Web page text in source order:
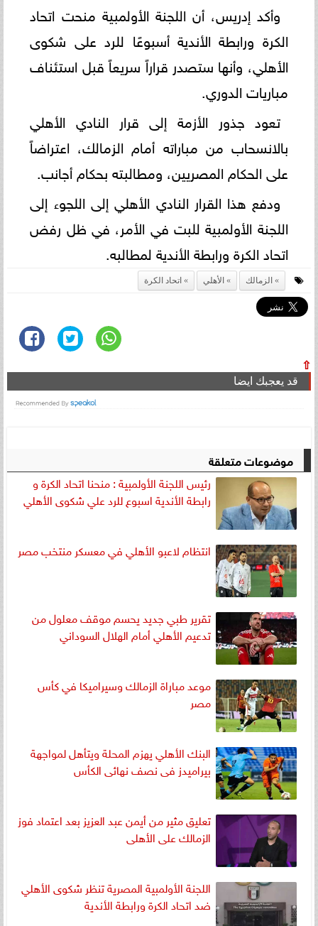
وأكد إدريس، أن اللجنة الأولمبية منحت اتحاد
الكرة ورابطة الأندية أسبوعًا للرد على شكوى
الأهلي، وأنها ستصدر قراراً سريعاً قبل استئناف
مباريات الدوري.
تعود جذور الأزمة إلى قرار النادي الأهلي
بالانسحاب من مباراته أمام الزمالك، اعتراضاً
على الحكام المصريين، ومطالبته بحكام أجانب.
ودفع هذا القرار النادي الأهلي إلى اللجوء إلى
اللجنة الأولمبية للبت في الأمر، في ظل رفض
اتحاد الكرة ورابطة الأندية لمطالبه.
الزمالك الأهلي اتحاد الكرة
⇧
قد يعجبك ايضا
موضوعات متعلقة
رئيس اللجنة الأولمبية : منحنا اتحاد الكرة و
رابطة الأندية اسبوع للرد علي شكوى الأهلي
انتظام لاعبو الأهلي في معسكر منتخب مصر
تقرير طبي جديد يحسم موقف معلول من
تدعيم الأهلي أمام الهلال السوداني
موعد مباراة الزمالك وسيراميكا في كأس
مصر
البنك الأهلي يهزم المحلة ويتأهل لمواجهة
بيراميدز فى نصف نهائى الكأس
تعليق مثير من أيمن عبد العزيز بعد اعتماد فوز
الزمالك على الأهلى
اللجنة الأولمبية المصرية تنظر شكوى الأهلي
ضد اتحاد الكرة ورابطة الأندية